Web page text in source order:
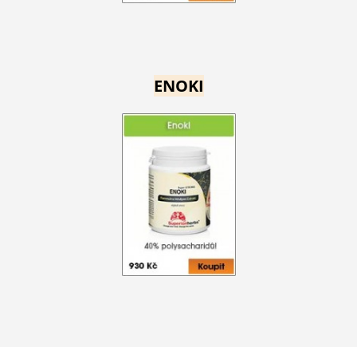
ENOKI